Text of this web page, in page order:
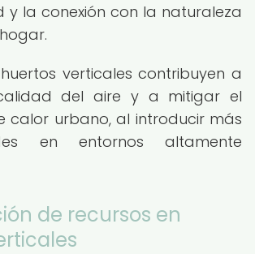
y la conexión con la naturaleza
verticales contribuyen a
del aire y a mitigar el
calor urbano, al introducir más
en entornos altamente
de recursos en